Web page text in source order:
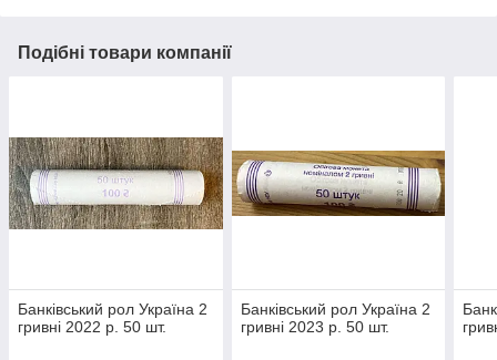
Подібні товари компанії
Банківський рол Україна 2
гривні 2022 р. 50 шт.
Банківський рол Україна 2
гривні 2023 р. 50 шт.